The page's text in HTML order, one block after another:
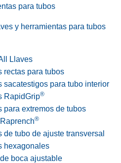
para tubos
y herramientas para tubos
Llaves
rectas para tubos
sacatestigos para tubo interior
RapidGrip®
para extremos de tubos
®
de tubo de ajuste transversal
hexagonales
boca ajustable